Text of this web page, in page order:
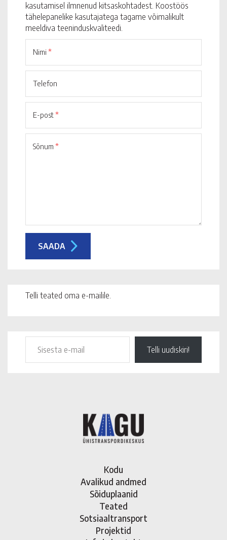
kasutamisel ilmnenud kitsaskohtadest. Koostöös
tähelepanelike kasutajatega tagame võimalikult
meeldiva teeninduskvaliteedi.
Nimi *
Telefon
E-post*
Sõnum *
Telli teated oma e-mailile.
Telli uudiskiri!
Kodu
Avalikud andmed
Sõiduplaanid
Teated
Sotsiaaltransport
Projektid